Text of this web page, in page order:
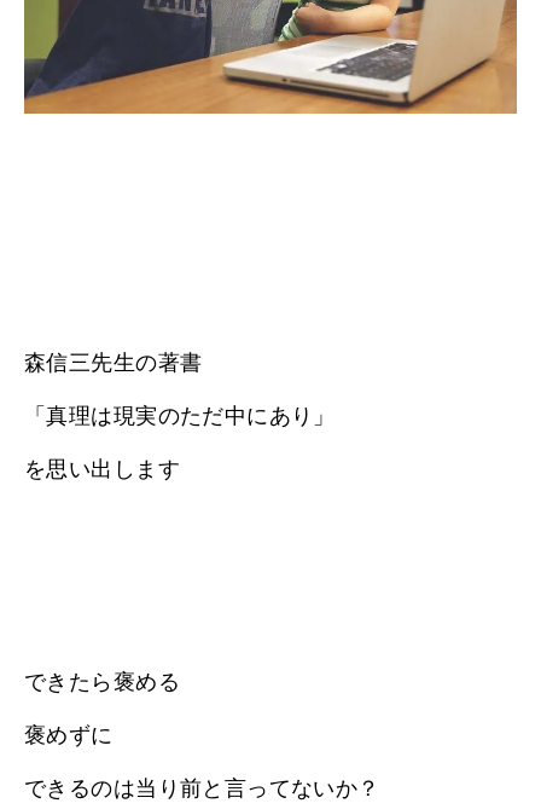
森信三先生の著書
「真理は現実のただ中にあり」
を思い出します
できたら褒める
褒めずに
できるのは当り前と言ってないか？